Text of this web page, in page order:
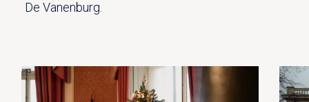
De Vanenburg.